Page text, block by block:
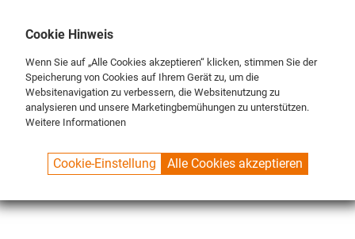
SPUELBOY.DE SHOP CLASSIC LINE BÜRSTEN BÜRSTENSETS
Cookie Hinweis
Wenn Sie auf „Alle Cookies akzeptieren“ klicken, stimmen Sie der
Speicherung von Cookies auf Ihrem Gerät zu, um die
Websitenavigation zu verbessern, die Websitenutzung zu
analysieren und unsere Marketingbemühungen zu unterstützen.
Weitere Informationen
Cookie-Einstellung Alle Cookies akzeptieren